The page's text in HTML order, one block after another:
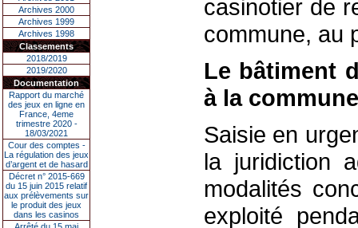
Archives 2000
Archives 1999
Archives 1998
Classements
2018/2019
2019/2020
Documentation
Rapport du marché
des jeux en ligne en
France, 4eme
trimestre 2020 -
18/03/2021
Cour des comptes -
La régulation des jeux
d’argent et de hasard
Décret n° 2015-669
du 15 juin 2015 relatif
aux prélèvements sur
le produit des jeux
dans les casinos
casinotier de
commune, au
Le bâtiment
à la commune
Saisie en
la juridiction
modalités
exploité